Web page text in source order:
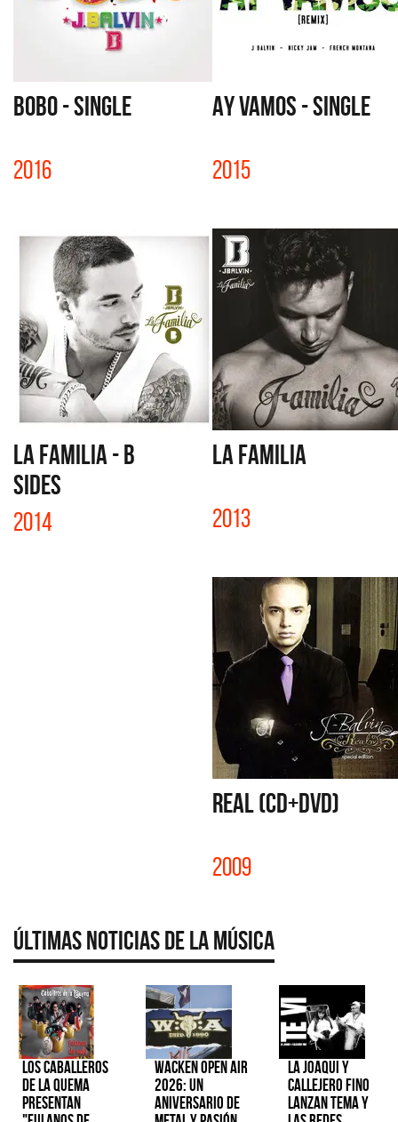
BOBO - SINGLE
2016
AY VAMOS - SINGLE
2015
LA FAMILIA - B
SIDES
2014
LA FAMILIA
2013
REAL (CD+DVD)
2009
Últimas Noticias de la Música
Los Caballeros
de la Quema
presentan
Wacken Open Air
2026: Un
aniversario de
La Joaqui y
Callejero Fino
lanzan tema y